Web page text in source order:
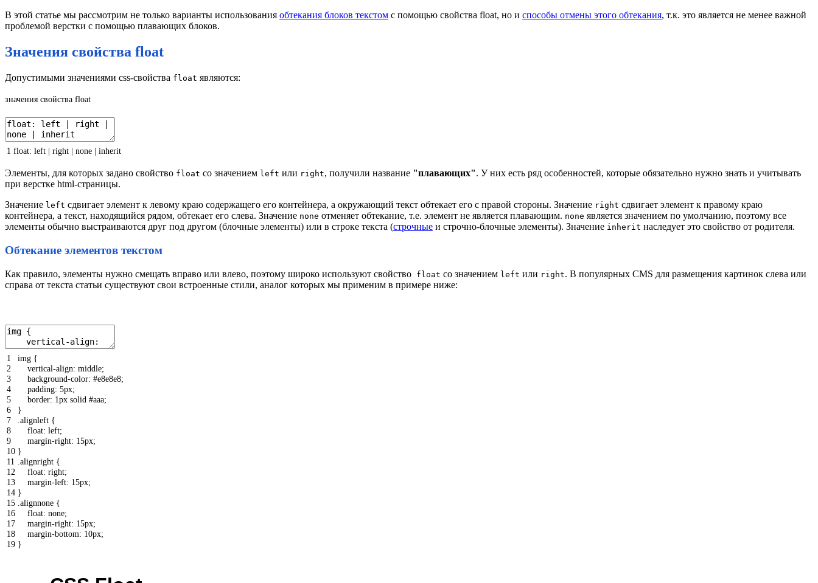
В этой статье мы рассмотрим не только варианты использования обтекания блоков текстом с помощью свойства float, но и способы отмены этого обтекания, т.к. это является не менее важной
проблемой верстки с помощью плавающих блоков.
Значения свойства float
Допустимыми значениями css-свойства float являются:
значения свойства float
1 float: left right none inherit
Элементы, для которых задано свойство float со значением left или right, получили название "плавающих". У них есть ряд особенностей, которые обязательно нужно знать и учитывать
при верстке html-страницы.
Значение left сдвигает элемент к левому краю содержащего его контейнера, а окружающий текст обтекает его с правой стороны. Значение right сдвигает элемент к правому краю
контейнера, а текст, находящийся рядом, обтекает его слева. Значение none отменяет обтекание, т.е. элемент не является плавающим. none является значением по умолчанию, поэтому все
элементы обычно выстраиваются друг под другом (блочные элементы) или в строке текста (строчные и строчно-блочные элементы). Значение inherit наследует это свойство от родителя.
Обтекание элементов текстом
Как правило, элементы нужно смещать вправо или влево, поэтому широко используют свойство float со значением left или right. В популярных CMS для размещения картинок слева или
справа от текста статьи существуют свои встроенные стили, аналог которых мы применим в примере ниже:
1
2
3
4
5
6
7
8
9
10
11
12
13
14
15
16
17
18
19
img {
vertical-align: middle;
background-color: #e8e8e8;
padding: 5px;
border: 1px solid #aaa;
}
.alignleft {
float: left;
margin-right: 15px;
}
.alignright {
float: right;
margin-left: 15px;
}
.alignnone {
float: none;
margin-right: 15px;
margin-bottom: 10px;
}